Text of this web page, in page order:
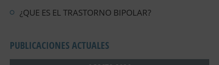
¿QUE ES EL TRASTORNO BIPOLAR?
PUBLICACIONES ACTUALES